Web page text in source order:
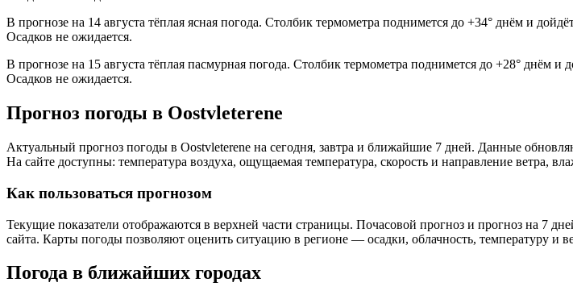
В прогнозе на 14 августа тёплая ясная погода. Столбик термометра поднимется до +34° днём и
Осадков не ожидается.
В прогнозе на 15 августа тёплая пасмурная погода. Столбик термометра поднимется до +28° днём
Осадков не ожидается.
Прогноз погоды в Oostvleterenе
Актуальный прогноз погоды в Oostvleterenе на сегодня, завтра и ближайшие 7 дней. Данные
На сайте доступны: температура воздуха, ощущаемая температура, скорость и направление ветра,
Как пользоваться прогнозом
Текущие показатели отображаются в верхней части страницы. Почасовой прогноз и прогноз на 7
сайта. Карты погоды позволяют оценить ситуацию в регионе — осадки, облачность, температуру и
Погода в ближайших городах